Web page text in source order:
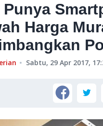
Punya
Harga
Sabtu, 29 Apr 2017,